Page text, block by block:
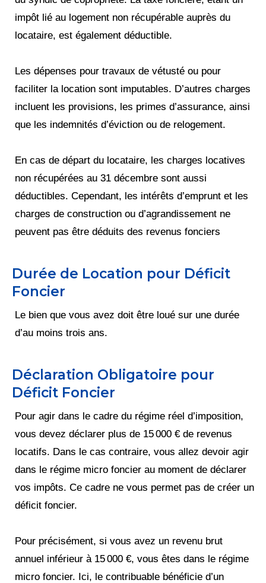
impôt lié au logement non récupérable auprès du
locataire, est également déductible.
Les dépenses pour travaux de vétusté ou pour
faciliter la location sont imputables. D’autres charges
incluent les provisions, les primes d’assurance, ainsi
que les indemnités d’éviction ou de relogement.
En cas de départ du locataire, les charges locatives
non récupérées au 31 décembre sont aussi
déductibles. Cependant, les intérêts d’emprunt et les
charges de construction ou d’agrandissement ne
peuvent pas être déduits des revenus fonciers
Durée de Location pour Déficit
Foncier
Le bien que vous avez doit être loué sur une durée
d’au moins trois ans.
Déclaration Obligatoire pour
Déficit Foncier
Pour agir dans le cadre du régime réel d’imposition,
vous devez déclarer plus de 15 000 € de revenus
locatifs. Dans le cas contraire, vous allez devoir agir
dans le régime micro foncier au moment de déclarer
vos impôts. Ce cadre ne vous permet pas de créer un
déficit foncier.
Pour précisément, si vous avez un revenu brut
annuel inférieur à 15 000 €, vous êtes dans le régime
micro foncier. Ici, le contribuable bénéficie d’un